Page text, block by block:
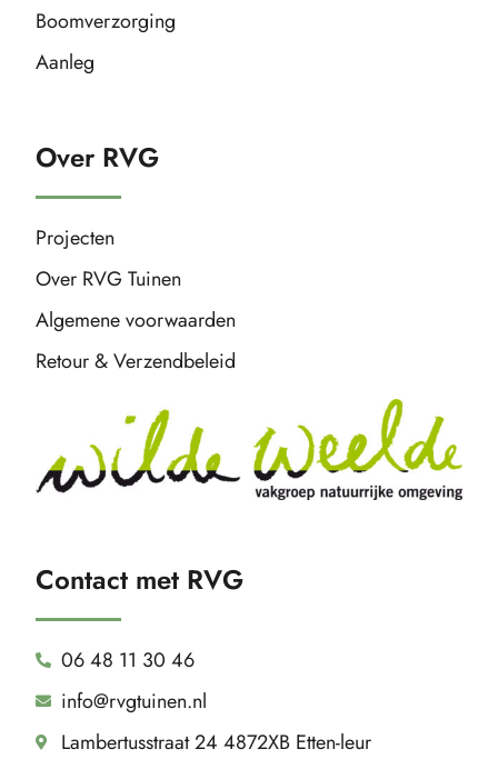
Boomverzorging
Aanleg
Over RVG
Projecten
Over RVG Tuinen
Algemene voorwaarden
Retour & Verzendbeleid
Contact met RVG
06 48 11 30 46
info@rvgtuinen.nl
Lambertusstraat 24 4872XB Etten-leur